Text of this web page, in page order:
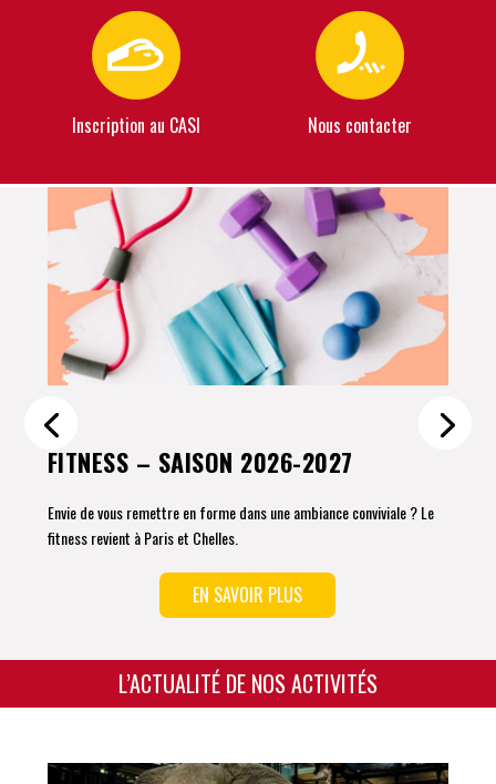
Inscription au CASI Nous contacter
FITNESS – SAISON 2026-2027
Envie de vous remettre en forme dans une ambiance conviviale ? Le
fitness revient à Paris et Chelles.
EN SAVOIR PLUS
L’ACTUALITÉ DE NOS ACTIVITÉS